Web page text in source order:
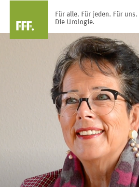
Für alle. Für jeden. Für uns.
Die Urologie.